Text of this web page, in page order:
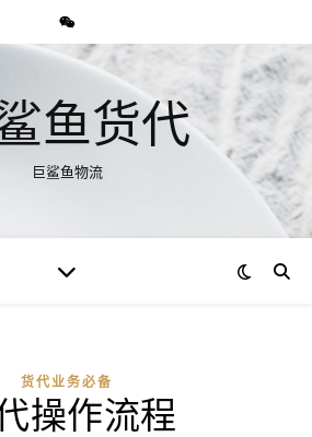
鱼货代
巨鲨鱼物流
货代业务必备
操作流程